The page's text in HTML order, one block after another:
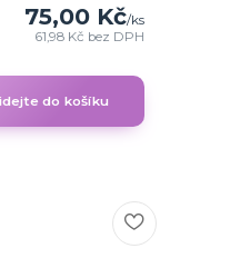
75,00 Kč/ks
61,98 Kč bez DPH
do košíku